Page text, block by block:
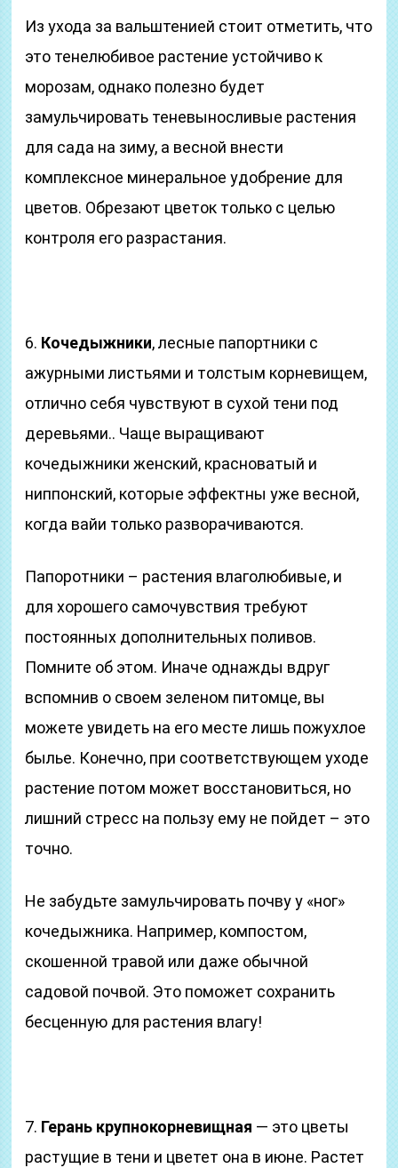
Из ухода за вальштенией стоит отметить, что
это тенелюбивое растение устойчиво к
морозам, однако полезно будет
замульчировать теневыносливые растения
для сада на зиму, а весной внести
комплексное минеральное удобрение для
цветов. Обрезают цветок только с целью
контроля его разрастания.
6. Кочедыжники, лесные папортники с
ажурными листьями и толстым корневищем,
отлично себя чувствуют в сухой тени под
деревьями.. Чаще выращивают
кочедыжники женский, красноватый и
ниппонский, которые эффектны уже весной,
когда вайи только разворачиваются.
Папоротники – растения влаголюбивые, и
для хорошего самочувствия требуют
постоянных дополнительных поливов.
Помните об этом. Иначе однажды вдруг
вспомнив о своем зеленом питомце, вы
можете увидеть на его месте лишь пожухлое
былье. Конечно, при соответствующем уходе
растение потом может восстановиться, но
лишний стресс на пользу ему не пойдет – это
точно.
Не забудьте замульчировать почву у «ног»
кочедыжника. Например, компостом,
скошенной травой или даже обычной
садовой почвой. Это поможет сохранить
бесценную для растения влагу!
7. Герань крупнокорневищная — это цветы
растущие в тени и цветет она в июне. Растет